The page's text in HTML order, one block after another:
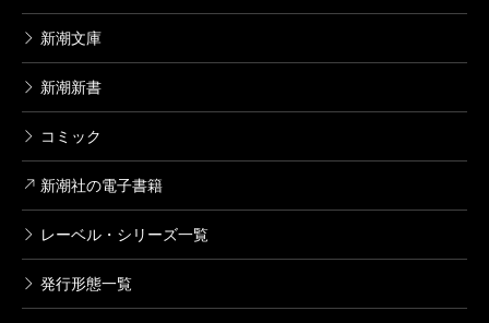
新潮文庫
新潮新書
コミック
新潮社の電子書籍
レーベル・シリーズ一覧
発行形態一覧